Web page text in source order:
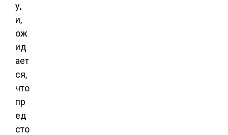
у,
и,
ож
ид
ает
ся,
что
пр
ед
сто